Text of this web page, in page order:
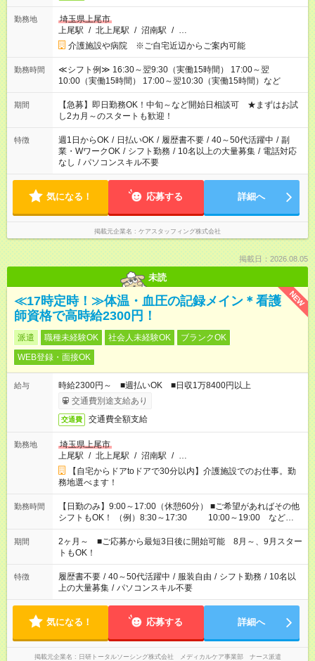
勤務地
埼玉県上尾市
上尾駅 / 北上尾駅 / 沼南駅 / …
介護施設や病院 ※ご自宅近辺からご案内可能
勤務時間
≪シフト例≫ 16:30～翌9:30（実働15時間） 17:00～翌
10:00（実働15時間） 17:00～翌10:30（実働15時間）など
期間
【急募】即日勤務OK！中旬～など開始日相談可 ★まずはお試
し2カ月～のスタートも歓迎！
特徴 週1日からOK / 日払いOK / 履歴書不要 / 40～50代活躍中 / 副
業・WワークOK / シフト勤務 / 10名以上の大量募集 / 電話対応
なし / パソコンスキル不要
気になる！ 応募する 詳細へ
掲載元企業名 ケアスタッフィング株式会社
掲載日：2026.08.05
未読
NEW
≪17時定時！≫体温・血圧の記録メイン＊看護
師資格で高時給2300円！
派遣 職種未経験OK 社会人未経験OK
ブランクOK
WEB登録・面接OK
給与
時給2300円～ ■週払いOK ■日収1万8400円以上
交通費別途支給あり
交通費 交通費全額支給
勤務地
埼玉県上尾市
上尾駅 / 北上尾駅 / 沼南駅 / …
【自宅からドアtoドアで30分以内】介護施設でのお仕事。勤
務地選べます！
勤務時間
【日勤のみ】9:00～17:00（休憩60分） ■ご希望があればその他
シフトもOK！ （例）8:30～17:30 10:00～19:00 など
「家族とお休みを合わせたい」 「できれば残業はしたくない」
など、あなたのご希望に沿ったお仕事をご紹介します！ ※Wワ
ーク希望の方へ 今ご覧のお仕事で希望する勤務時間と、もう1つ
のお仕事の勤務時間。 合計で週40時間を超える場合は応募でき
ません
期間
2ヶ月～ ■ご応募から最短3日後に開始可能 8月～、9月スター
トもOK！
特徴 履歴書不要 / 40～50代活躍中 / 服装自由 / シフト勤務 / 10名以
上の大量募集 / パソコンスキル不要
気になる！ 応募する 詳細へ
掲載元企業名 日研トータルソーシング株式会社 メディカルケア事業部 ナース派遣